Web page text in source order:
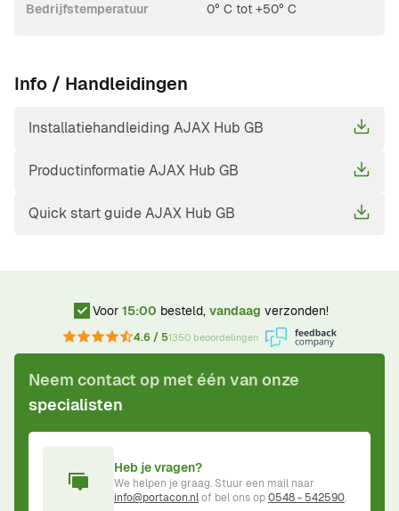
Bedrijfstemperatuur 0° C tot +50° C
Info / Handleidingen
Installatiehandleiding AJAX Hub GB
Productinformatie AJAX Hub GB
Quick start guide AJAX Hub GB
Voor 15:00 besteld, vandaag verzonden!
4.6 / 51350 beoordelingen
Neem contact op met één van onze
specialisten
Heb je vragen?
We helpen je graag. Stuur een mail naar
info@portacon.nlof bel ons op0548 - 542590.